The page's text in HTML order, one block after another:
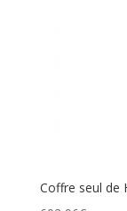
Coffre seul de